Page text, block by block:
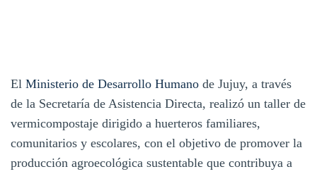
El Ministerio de Desarrollo Humano de Jujuy, a través
de la Secretaría de Asistencia Directa, realizó un taller de
vermicompostaje dirigido a huerteros familiares,
comunitarios y escolares, con el objetivo de promover la
producción agroecológica sustentable que contribuya a